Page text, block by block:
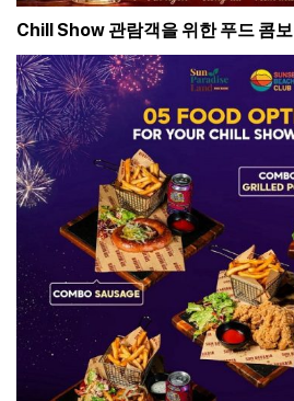
Chill Show 관람객을 위한 푸드 콤보